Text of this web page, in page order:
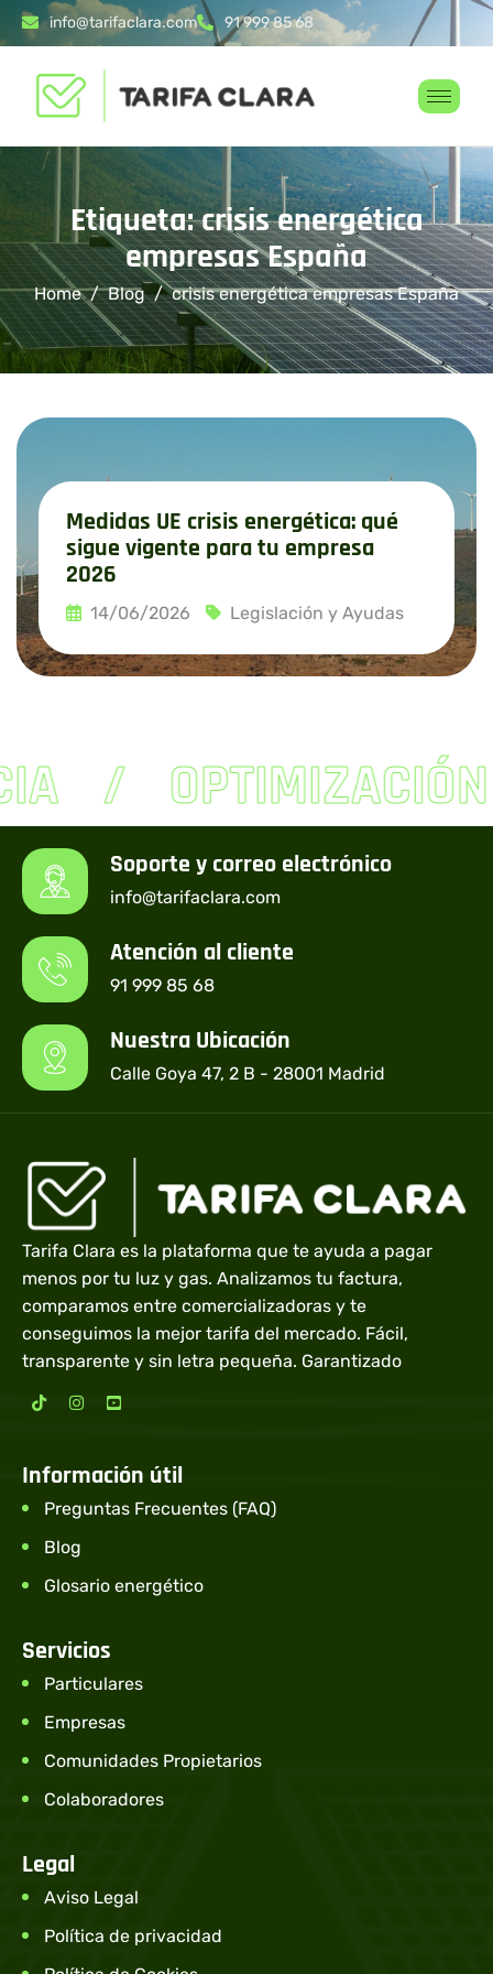
info@tarifaclara.com 91 999 85 68
Etiqueta: crisis energética
empresas España
Home Blog crisis energética empresas España
Medidas UE crisis energética: qué
sigue vigente para tu empresa
2026
14/06/2026 Legislación y Ayudas
Leer más
OPTIMIZACIÓN
Soporte y correo electrónico
info@tarifaclara.com
Atención al cliente
91 999 85 68
Nuestra Ubicación
Calle Goya 47, 2 B - 28001 Madrid
Tarifa Clara es la plataforma que te ayuda a pagar
menos por tu luz y gas. Analizamos tu factura,
comparamos entre comercializadoras y te
conseguimos la mejor tarifa del mercado. Fácil,
transparente y sin letra pequeña. Garantizado
Información útil
Preguntas Frecuentes (FAQ)
Blog
Glosario energético
Servicios
Particulares
Empresas
Comunidades Propietarios
Colaboradores
Legal
Aviso Legal
Política de privacidad